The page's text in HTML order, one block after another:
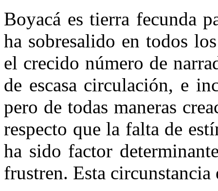
Boyacá es tierra fecunda
ha sobresalido en todos
el crecido número de
de escasa circulación, e
pero de todas maneras
respecto que la falta de
ha sido factor
frustren. Esta